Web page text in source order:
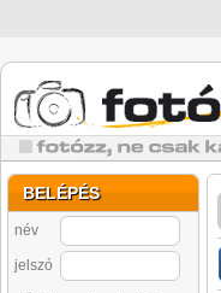
BELÉPÉS
név
jelszó